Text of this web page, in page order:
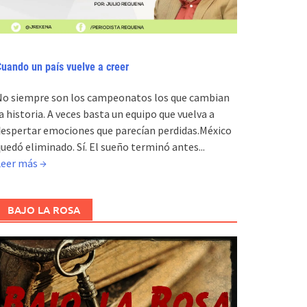
un país vuelve a creer
siempre son los campeonatos los que cambian
historia. A veces basta un equipo que vuelva a
emociones que parecían perdidas.México
eliminado. Sí. El sueño terminó antes...
más →
BAJO LA ROSA